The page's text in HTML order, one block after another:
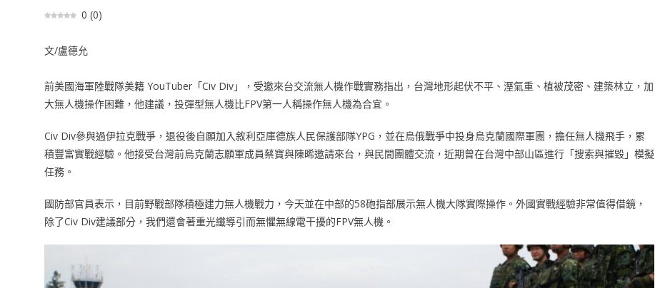
0 (0)
文/盧德允
前美國海軍陸戰隊美籍 YouTuber「Civ Div」，受邀來台交流無人機作戰實務指出，台灣地形起伏不平、溼氣重、植被茂密、建築林立，加
大無人機操作困難，他建議，投彈型無人機比FPV第一人稱操作無人機為合宜。
Civ Div參與過伊拉克戰爭，退役後自願加入敘利亞庫德族人民保護部隊YPG，並在烏俄戰爭中投身烏克蘭國際軍團，擔任無人機飛手，累
積豐富實戰經驗。他接受台灣前烏克蘭志願軍成員蔡寶與陳晞邀請來台，與民間團體交流，近期曾在台灣中部山區進行「搜索與摧毀」模擬
任務。
國防部官員表示，目前野戰部隊積極建力無人機戰力，今天並在中部的58砲指部展示無人機大隊實際操作。外國實戰經驗非常值得借鏡，
除了Civ Div建議部分，我們還會著重光纖導引而無懼無線電干擾的FPV無人機。